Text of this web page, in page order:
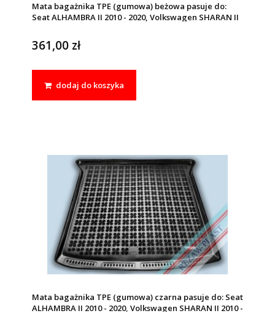
Mata bagażnika TPE (gumowa) beżowa pasuje do:
Seat ALHAMBRA II 2010 - 2020, Volkswagen SHARAN II
361,00 zł
dodaj do koszyka
Mata bagażnika TPE (gumowa) czarna pasuje do: Seat
ALHAMBRA II 2010 - 2020, Volkswagen SHARAN II 2010 -